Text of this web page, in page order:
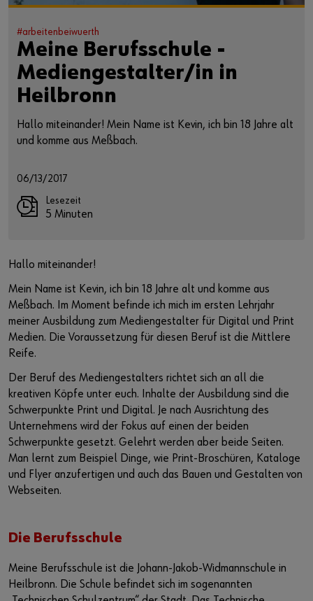
#arbeitenbeiwuerth
Meine Berufsschule -
Mediengestalter/in in
Heilbronn
Hallo miteinander! Mein Name ist Kevin, ich bin 18 Jahre alt
und komme aus Meßbach.
06/13/2017
Lesezeit
5 Minuten
Hallo miteinander!
Mein Name ist Kevin, ich bin 18 Jahre alt und komme aus
Meßbach. Im Moment befinde ich mich im ersten Lehrjahr
meiner Ausbildung zum Mediengestalter für Digital und Print
Medien. Die Voraussetzung für diesen Beruf ist die Mittlere
Reife.
Der Beruf des Mediengestalters richtet sich an all die
kreativen Köpfe unter euch. Inhalte der Ausbildung sind die
Schwerpunkte Print und Digital. Je nach Ausrichtung des
Unternehmens wird der Fokus auf einen der beiden
Schwerpunkte gesetzt. Gelehrt werden aber beide Seiten.
Man lernt zum Beispiel Dinge, wie Print-Broschüren, Kataloge
und Flyer anzufertigen und auch das Bauen und Gestalten von
Webseiten.
Die Berufsschule
Meine Berufsschule ist die Johann-Jakob-Widmannschule in
Heilbronn. Die Schule befindet sich im sogenannten